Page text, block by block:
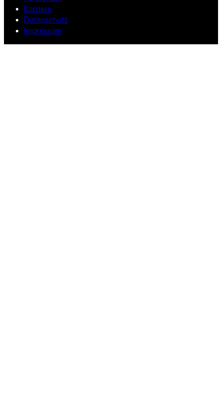
Karriere
Datenschutz
Impressum